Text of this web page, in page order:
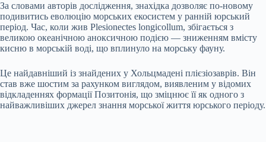
За словами авторів дослідження, знахідка дозволяє по-новому
подивитись еволюцію морських екосистем у ранній юрський
період. Час, коли жив Plesionectes longicollum, збігається з
великою океанічною аноксичною подією — зниженням вмісту
кисню в морській воді, що вплинуло на морську фауну.
Це найдавніший із знайдених у Хольцмадені плієзіозаврів. Він
став вже шостим за рахунком виглядом, виявленим у відомих
відкладеннях формації Позитонія, що зміцнює її як одного з
найважливіших джерел знання морської життя юрського періоду.